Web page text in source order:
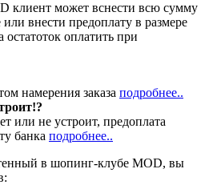
клиент может вснести всю сумму
внести предоплату в размере
остатоток оплатить при
намерения заказа подробнее..
или не устроит, предоплата
банка подробнее..
в шопинг-клубе MOD, вы